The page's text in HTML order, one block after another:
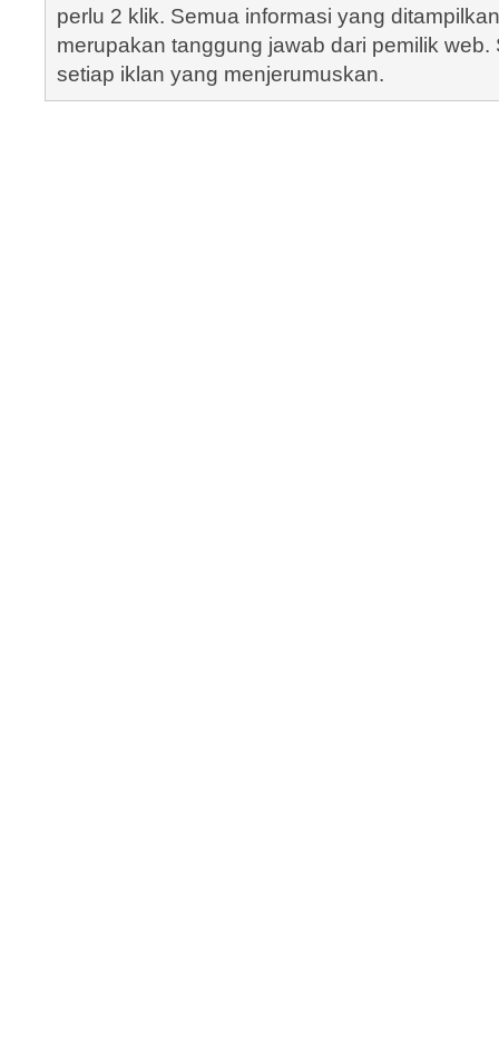
perlu 2 klik. Semua informasi yang
merupakan tanggung jawab dari pemilik
setiap iklan yang menjerumuskan.